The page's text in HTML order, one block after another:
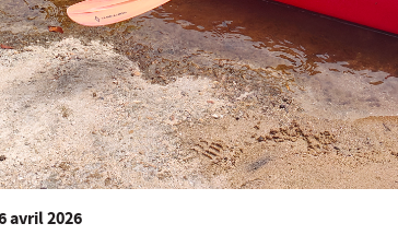
avril 2026